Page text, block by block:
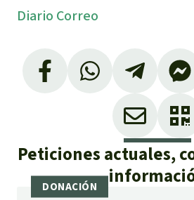
Diario Correo
Peticiones actuales,